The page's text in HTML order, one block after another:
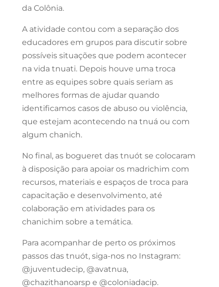
da Colônia.
A atividade contou com a separação dos
educadores em grupos para discutir sobre
possíveis situações que podem acontecer
na vida tnuati. Depois houve uma troca
entre as equipes sobre quais seriam as
melhores formas de ajudar quando
identificamos casos de abuso ou violência,
que estejam acontecendo na tnuá ou com
algum chanich.
No final, as bogueret das tnuót se colocaram
à disposição para apoiar os madrichim com
recursos, materiais e espaços de troca para
capacitação e desenvolvimento, até
colaboração em atividades para os
chanichim sobre a temática.
Para acompanhar de perto os próximos
passos das tnuót, siga-nos no Instagram:
@juventudecip, @avatnua,
@chazithanoarsp e @coloniadacip.